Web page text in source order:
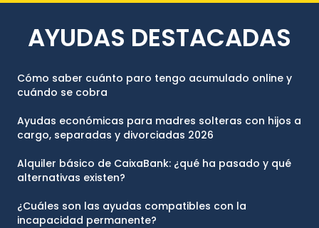
Cómo saber cuánto paro tengo acumulado online y
cuándo se cobra
Ayudas económicas para madres solteras con hijos a
cargo, separadas y divorciadas 2026
Alquiler básico de CaixaBank: ¿qué ha pasado y qué
alternativas existen?
¿Cuáles son las ayudas compatibles con la
incapacidad permanente?
AYUDAS DESTACADAS